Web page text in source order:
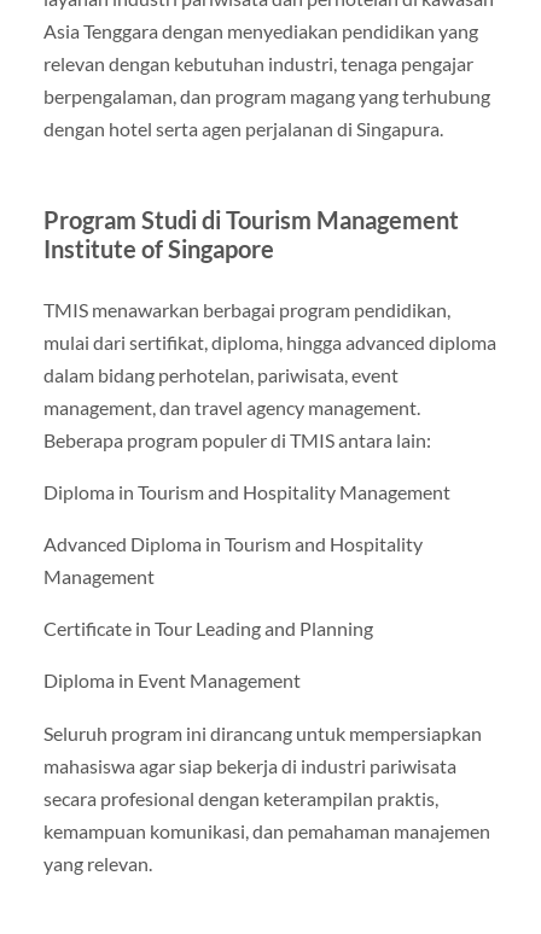
Asia Tenggara dengan menyediakan pendidikan yang
relevan dengan kebutuhan industri, tenaga pengajar
berpengalaman, dan program magang yang terhubung
dengan hotel serta agen perjalanan di Singapura.
Program Studi di Tourism Management
Institute of Singapore
TMIS menawarkan berbagai program pendidikan,
mulai dari sertifikat, diploma, hingga advanced diploma
dalam bidang perhotelan, pariwisata, event
management, dan travel agency management.
Beberapa program populer di TMIS antara lain:
Diploma in Tourism and Hospitality Management
Advanced Diploma in Tourism and Hospitality
Management
Certificate in Tour Leading and Planning
Diploma in Event Management
Seluruh program ini dirancang untuk mempersiapkan
mahasiswa agar siap bekerja di industri pariwisata
secara profesional dengan keterampilan praktis,
kemampuan komunikasi, dan pemahaman manajemen
yang relevan.